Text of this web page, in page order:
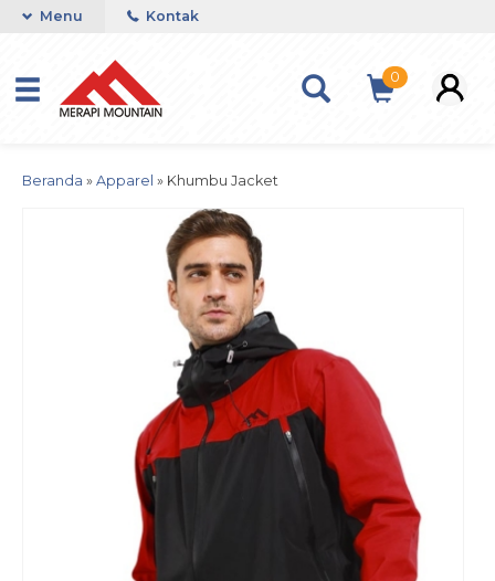
Menu Kontak
0
Beranda » Apparel » Khumbu Jacket